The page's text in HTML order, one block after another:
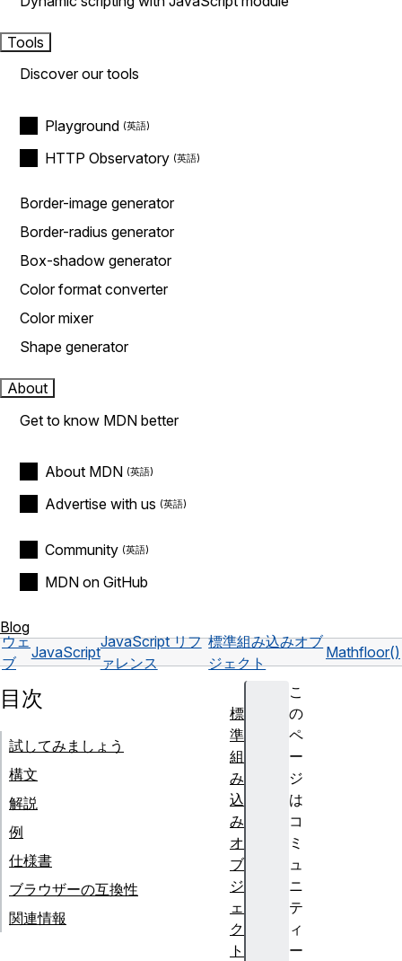
Tools
Discover our tools
Playground
HTTP Observatory
Border-image generator
Border-radius generator
Box-shadow generator
Color format converter
Color mixer
Shape generator
About
Get to know MDN better
About MDN
Advertise with us
Community
MDN on GitHub
Blog
ウェ
ブ
JavaScript
JavaScript リフ
ァレンス
標準組み込みオブ
ジェクト
Mathfloor()
こ
の
ペ
ー
ジ
は
コ
ミ
ュ
ニ
テ
ィ
ー
目次
試してみましょう
構文
解説
例
仕様書
ブラウザーの互換性
関連情報
標
準
組
み
込
み
オ
ブ
ジ
ェ
ク
ト